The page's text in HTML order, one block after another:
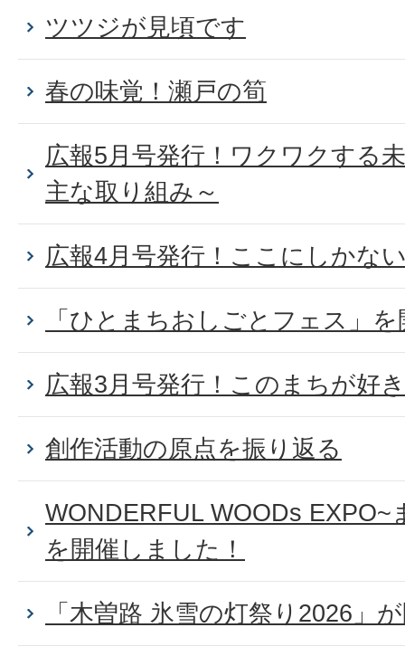
ツツジが見頃です
春の味覚！瀬戸の筍
広報5月号発行！ワクワクする
主な取り組み～
広報4月号発行！ここにしかな
「ひとまちおしごとフェス」
広報3月号発行！このまちが好
創作活動の原点を振り返る
WONDERFUL WOODs EXPO~
を開催しました！
「木曽路 氷雪の灯祭り2026」